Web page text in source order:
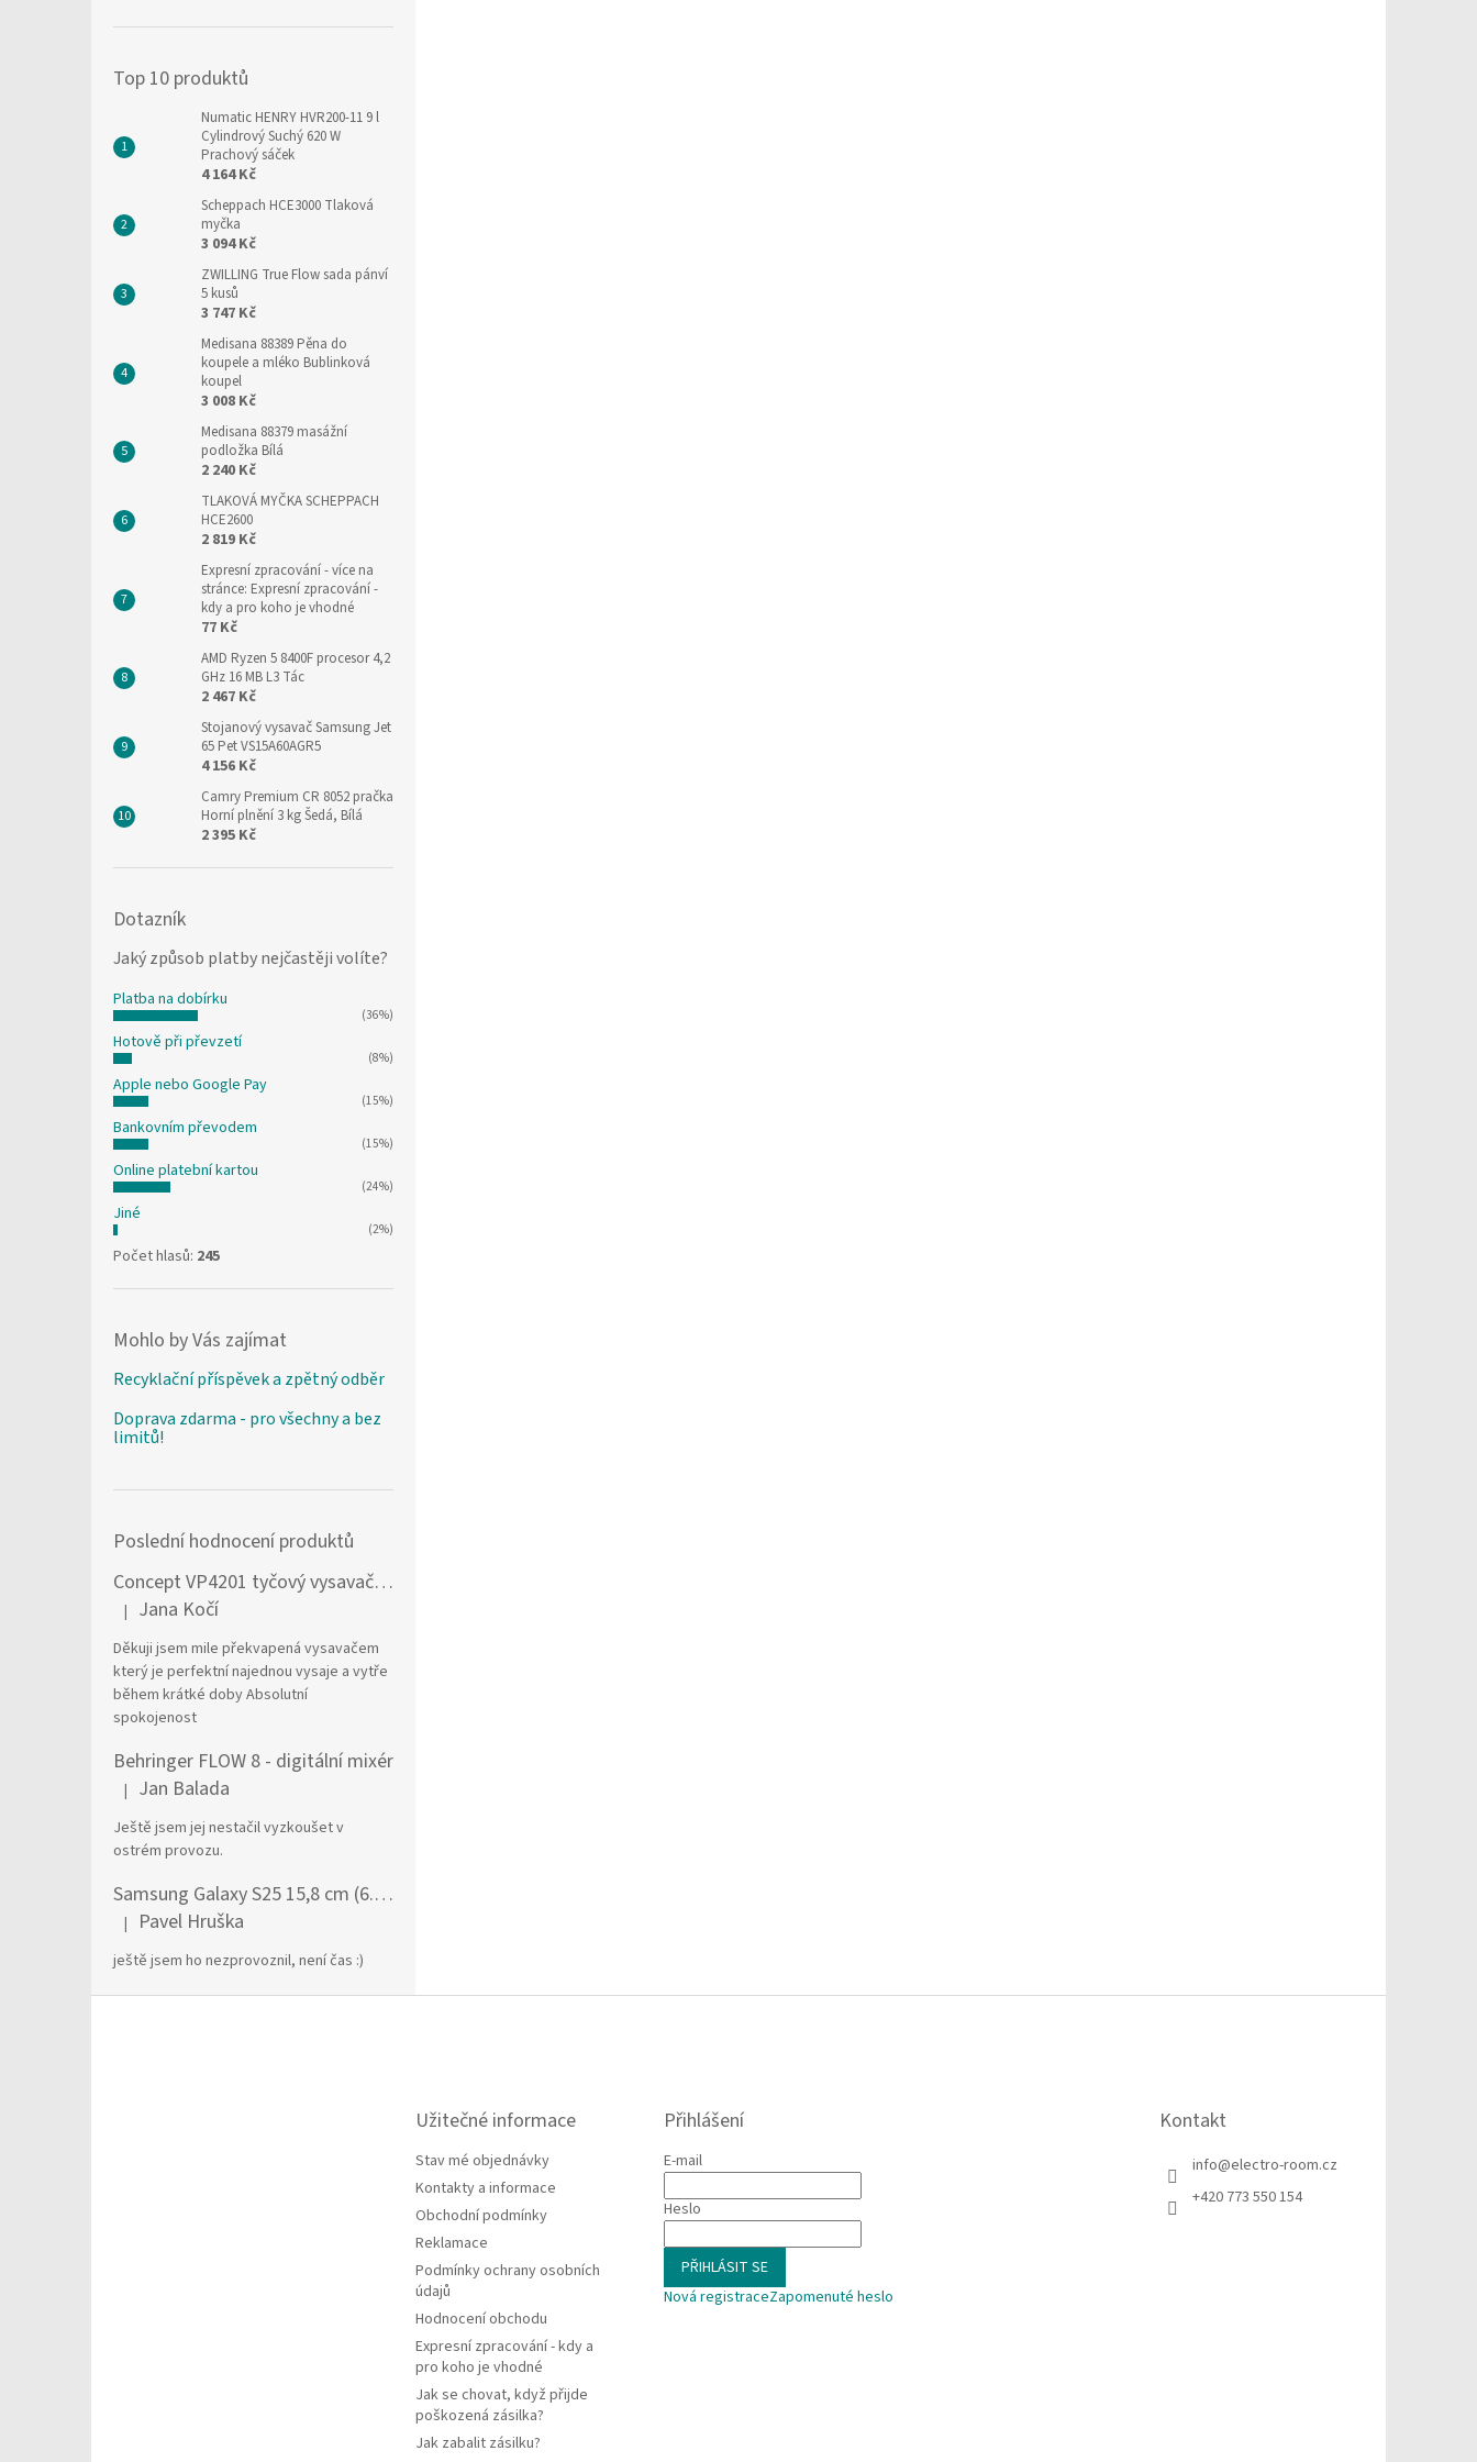
Top 10 produktů
Numatic HENRY HVR200-11 9 l
Cylindrový Suchý 620 W
Prachový sáček
4 164 Kč
Scheppach HCE3000 Tlaková
myčka
3 094 Kč
ZWILLING True Flow sada pánví
5 kusů
3 747 Kč
Medisana 88389 Pěna do
koupele a mléko Bublinková
koupel
3 008 Kč
Medisana 88379 masážní
podložka Bílá
2 240 Kč
TLAKOVÁ MYČKA SCHEPPACH
HCE2600
2 819 Kč
Expresní zpracování- více na
stránce: Expresní zpracování -
kdy a pro koho je vhodné
77 Kč
AMD Ryzen 5 8400F procesor 4,2
GHz 16 MB L3 Tác
2 467 Kč
Stojanový vysavač Samsung Jet
65 Pet VS15A60AGR5
4 156 Kč
Camry Premium CR 8052 pračka
Horní plnění 3 kg Šedá, Bílá
2 395 Kč
Dotazník
Jaký způsob platby nejčastěji volíte?
Platba na dobírku
(36%)
Hotově při převzetí
(8%)
Apple nebo Google Pay
(15%)
Bankovním převodem
(15%)
Online platební kartou
(24%)
Jiné
(2%)
Počet hlasů: 245
Mohlo by Vás zajímat
Recyklační příspěvek a zpětný odběr
Doprava zdarma - pro všechny a bez
limitů!
Poslední hodnocení produktů
Concept VP4201 tyčový vysavač / elektrický smeták Tyčový vysavač 2 v 1 AC Suché a mokré Bezsáčkové 0,6 l 90 W Černá, Stříbrná
Hodnocení produktu je 5 z 5 hvězdiček.
| Jana Kočí
Děkuji jsem mile překvapená vysavačem
který je perfektní najednou vysaje a vytře
během krátké doby Absolutní
spokojenost
Behringer FLOW 8 - digitální mixér
Hodnocení produktu je 5 z 5 hvězdiček.
| Jan Balada
Ještě jsem jej nestačil vyzkoušet v
ostrém provozu.
Samsung Galaxy S25 15,8 cm (6.2") Dual SIM Android 15 5G USB typu C 12 GB 256 GB 4000 mAh Námořnická modrá
Hodnocení produktu je 1 z 5 hvězdiček.
| Pavel Hruška
ještě jsem ho nezprovoznil, není čas :)
Užitečné informace
Stav mé objednávky
Kontakty a informace
Obchodní podmínky
Reklamace
Podmínky ochrany osobních
údajů
Hodnocení obchodu
Expresní zpracování - kdy a
pro koho je vhodné
Jak se chovat, když přijde
poškozená zásilka?
Jak zabalit zásilku?
Přihlášení
E-mail
Heslo
PŘIHLÁSIT SE
Nová registraceZapomenuté heslo
Kontakt
info@electro-room.cz
+420 773 550 154